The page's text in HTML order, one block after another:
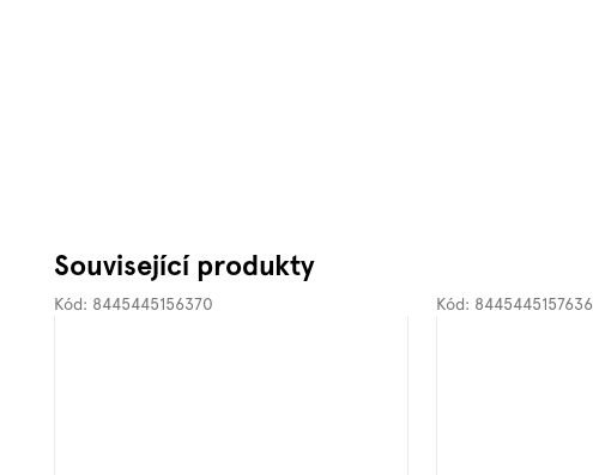
Související produkty
Kód: 8445445156370 Kód: 8445445157636